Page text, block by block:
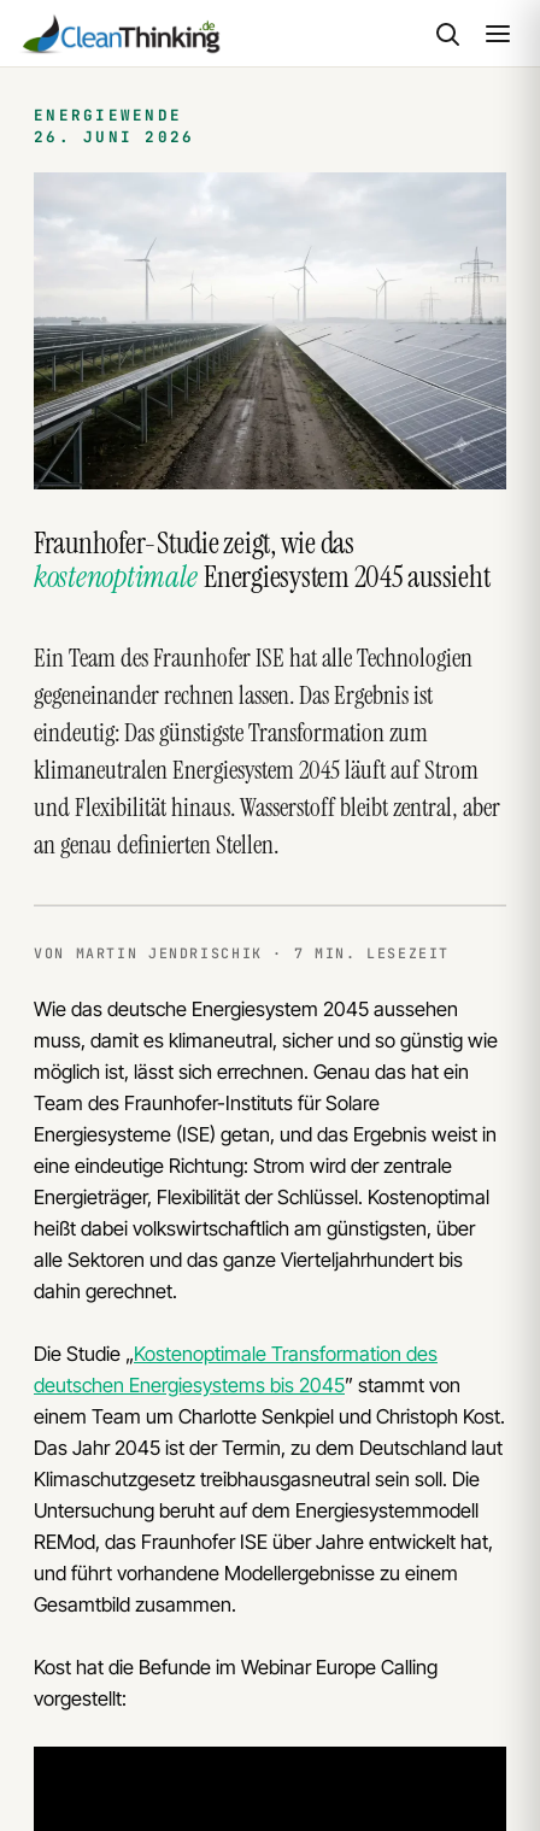
Inhalt
springen
ENERGIEWENDE
26. JUNI 2026
Fraunhofer-Studie zeigt, wie das
kostenoptimaleEnergiesystem 2045 aussieht
Ein Team des Fraunhofer ISE hat alle Technologien
gegeneinander rechnen lassen. Das Ergebnis ist
eindeutig: Das günstigste Transformation zum
klimaneutralen Energiesystem 2045 läuft auf Strom
und Flexibilität hinaus. Wasserstoff bleibt zentral, aber
an genau definierten Stellen.
VON MARTIN JENDRISCHIK · 7 MIN. LESEZEIT
Wie das deutsche Energiesystem 2045 aussehen
muss, damit es klimaneutral, sicher und so günstig wie
möglich ist, lässt sich errechnen. Genau das hat ein
Team des Fraunhofer-Instituts für Solare
Energiesysteme (ISE) getan, und das Ergebnis weist in
eine eindeutige Richtung: Strom wird der zentrale
Energieträger, Flexibilität der Schlüssel. Kostenoptimal
heißt dabei volkswirtschaftlich am günstigsten, über
alle Sektoren und das ganze Vierteljahrhundert bis
dahin gerechnet.
Die Studie „Kostenoptimale Transformation des
deutschen Energiesystems bis 2045” stammt von
einem Team um Charlotte Senkpiel und Christoph Kost.
Das Jahr 2045 ist der Termin, zu dem Deutschland laut
Klimaschutzgesetz treibhausgasneutral sein soll. Die
Untersuchung beruht auf dem Energiesystemmodell
REMod, das Fraunhofer ISE über Jahre entwickelt hat,
und führt vorhandene Modellergebnisse zu einem
Gesamtbild zusammen.
Kost hat die Befunde im Webinar Europe Calling
vorgestellt: